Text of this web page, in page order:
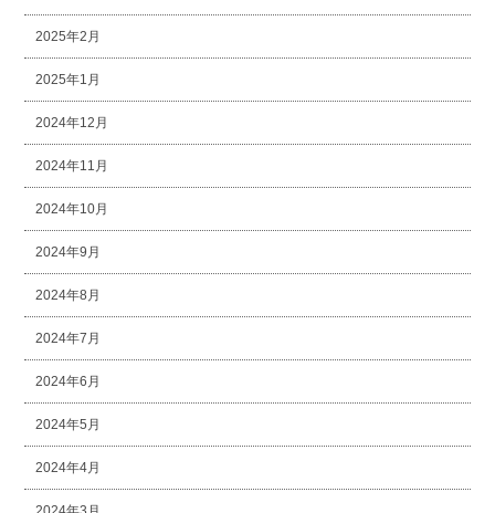
2025年2月
2025年1月
2024年12月
2024年11月
2024年10月
2024年9月
2024年8月
2024年7月
2024年6月
2024年5月
2024年4月